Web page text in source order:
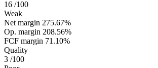
16 /100
Weak
Net margin 275.67%
Op. margin 208.56%
FCF margin 71.10%
Quality
3 /100